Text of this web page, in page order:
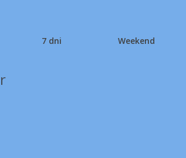
7 dni Weekend